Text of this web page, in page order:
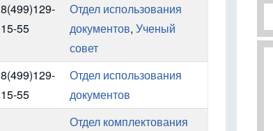
8(499)129-
15-55
Отдел использования
документов, Ученый
совет
8(499)129-
15-55
Отдел использования
документов
Отдел комплектования